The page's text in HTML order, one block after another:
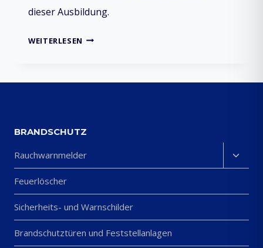
dieser Ausbildung.
WEITERLESEN AUSBILDUNG
BRANDSCHUTZ
Rauchwarnmelder
Feuerlöscher
Sicherheits- und Warnschilder
Brandschutztüren und Feststellanlagen